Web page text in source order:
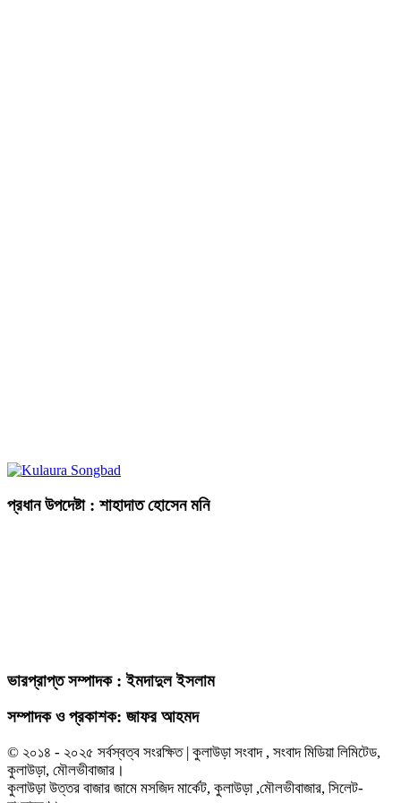
প্রধান উপদেষ্টা : শাহাদাত হোসেন মনি
ভারপ্রাপ্ত সম্পাদক : ইমদাদুল ইসলাম
সম্পাদক ও প্রকাশক: জাফর আহমদ
© ২০১৪ - ২০২৫ সর্বস্বত্ব সংরক্ষিত | কুলাউড়া সংবাদ , সংবাদ মিডিয়া লিমিটেড,
কুলাউড়া, মৌলভীবাজার।
কুলাউড়া উত্তর বাজার জামে মসজিদ মার্কেট, কুলাউড়া ,মৌলভীবাজার, সিলেট-